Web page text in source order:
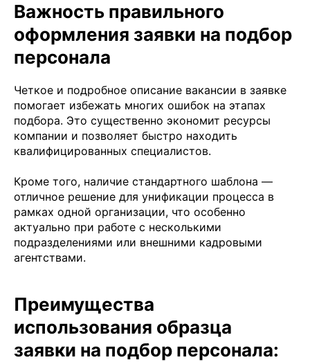
Важность правильного
оформления заявки на подбор
персонала
Четкое и подробное описание вакансии в заявке
помогает избежать многих ошибок на этапах
подбора. Это существенно экономит ресурсы
компании и позволяет быстро находить
квалифицированных специалистов.
Кроме того, наличие стандартного шаблона —
отличное решение для унификации процесса в
рамках одной организации, что особенно
актуально при работе с несколькими
подразделениями или внешними кадровыми
агентствами.
Преимущества
использования образца
заявки на подбор персонала: